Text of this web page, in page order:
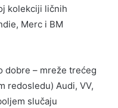
kolekciji ličnih
Merc i BM
dobre – mreže trećeg
redosledu) Audi, VV,
slučaju